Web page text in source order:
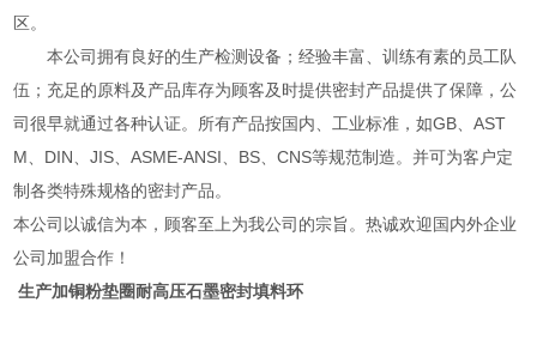
区。
本公司拥有良好的生产检测设备；经验丰富、训练有素的员工队
伍；充足的原料及产品库存为顾客及时提供密封产品提供了保障，公
司很早就通过各种认证。所有产品按国内、工业标准，如GB、AST
M、DIN、JIS、ASME-ANSI、BS、CNS等规范制造。并可为客户定
制各类特殊规格的密封产品。
本公司以诚信为本，顾客至上为我公司的宗旨。热诚欢迎国内外企业
公司加盟合作！
生产加铜粉垫圈耐高压石墨密封填料环